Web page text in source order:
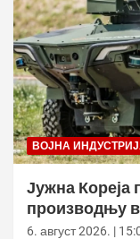
ВОЈНА
Јужна Кореја
производњу
6. август 2026. |